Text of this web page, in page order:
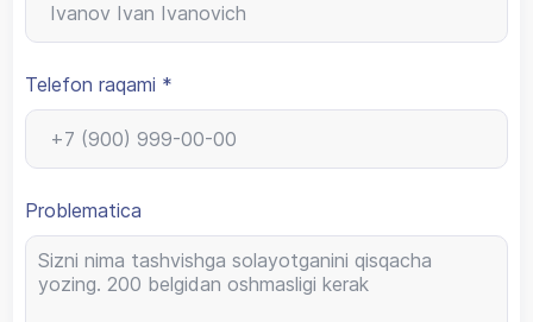
Telefon raqami *
Problematica